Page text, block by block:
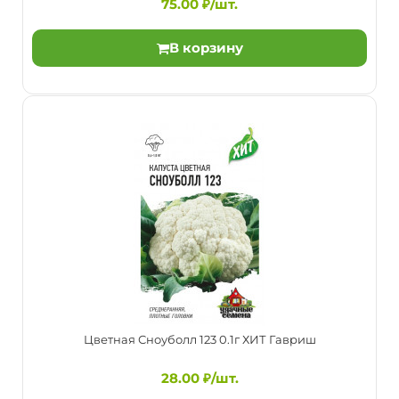
спелости) сорт. Головка округло-плоская, частич..
Цветная Снегурочка F1 15шт Агрос
75.00 ₽/шт.
75.00 ₽/шт.
В корзину
Цветная Сноуболл 123 0.1г ХИТ Гавриш
28.00 ₽/шт.